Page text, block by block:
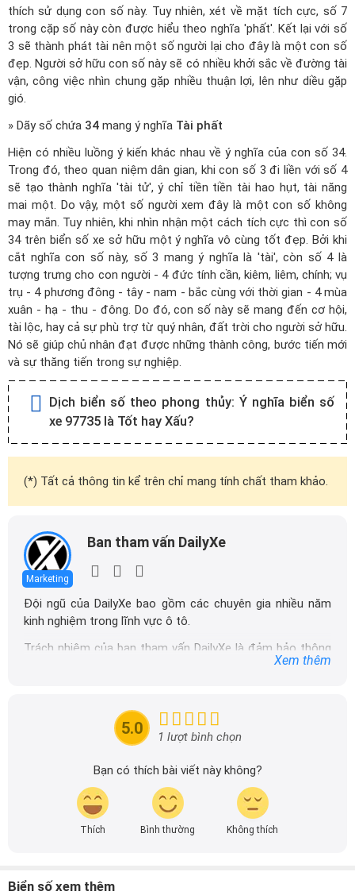
thích sử dụng con số này. Tuy nhiên, xét về mặt tích cực, số 7
trong cặp số này còn được hiểu theo nghĩa 'phất'. Kết lại với số
3 sẽ thành phát tài nên một số người lại cho đây là một con số
đẹp. Người sở hữu con số này sẽ có nhiều khởi sắc về đường tài
vận, công việc nhìn chung gặp nhiều thuận lợi, lên như diều gặp
gió.
» Dãy số chứa 34 mang ý nghĩa Tài phất
Hiện có nhiều luồng ý kiến khác nhau về ý nghĩa của con số 34.
Trong đó, theo quan niệm dân gian, khi con số 3 đi liền với số 4
sẽ tạo thành nghĩa 'tài tử', ý chỉ tiền tiền tài hao hụt, tài năng
mai một. Do vậy, một số người xem đây là một con số không
may mắn. Tuy nhiên, khi nhìn nhận một cách tích cực thì con số
34 trên biển số xe sở hữu một ý nghĩa vô cùng tốt đẹp. Bởi khi
cắt nghĩa con số này, số 3 mang ý nghĩa là 'tài', còn số 4 là
tượng trưng cho con người - 4 đức tính cần, kiêm, liêm, chính; vụ
trụ - 4 phương đông - tây - nam - bắc cùng với thời gian - 4 mùa
xuân - hạ - thu - đông. Do đó, con số này sẽ mang đến cơ hội,
tài lộc, hay cả sự phù trợ từ quý nhân, đất trời cho người sở hữu.
Nó sẽ giúp chủ nhân đạt được những thành công, bước tiến mới
và sự thăng tiến trong sự nghiệp.
Dịch biển số theo phong thủy: Ý nghĩa biển số
xe 97735 là Tốt hay Xấu?
(*) Tất cả thông tin kể trên chỉ mang tính chất tham khảo.
Marketing
Ban tham vấn DailyXe
Đội ngũ của DailyXe bao gồm các chuyên gia nhiều năm
kinh nghiệm trong lĩnh vực ô tô.
Trách nhiệm của ban tham vấn DailyXe là đảm bảo thông
tin chính xác được đăng tải trên dailyxe.com.vn, thường
tin nhanh chóng và dễ dàng hơn.
Xem thêm
5.0 1 lượt bình chọn
Bạn có thích bài viết này không?
Thích Bình thường Không thích
Biển số xem thêm